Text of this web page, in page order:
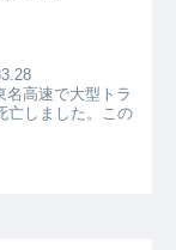
高速で大型トラ
亡しました。この